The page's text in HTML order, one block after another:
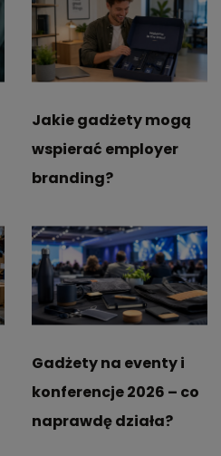
Jakie gadżety mogą
wspierać employer
branding?
Gadżety na eventy i
konferencje 2026 – co
naprawdę działa?